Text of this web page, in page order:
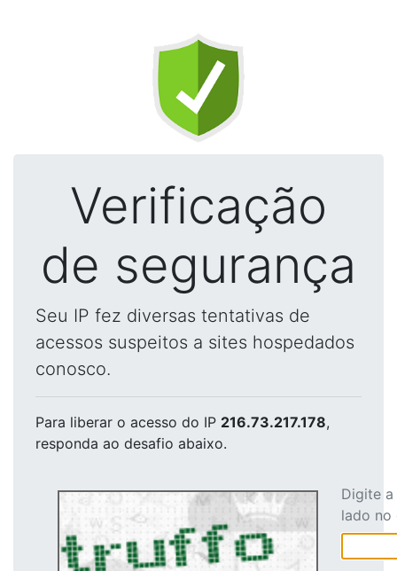
Verificação
de segurança
Seu IP fez diversas tentativas de
acessos suspeitos a sites hospedados
conosco.
Para liberar o acesso do IP 216.73.217.178,
responda ao desafio abaixo.
Digite
lado no